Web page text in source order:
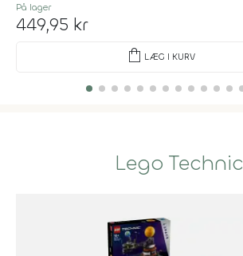
På lager
449,95 kr
shopping_bag LÆG I KURV
Lego Technic